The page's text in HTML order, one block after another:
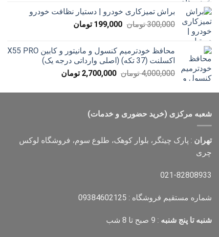
تا
براش تمیزکاری خودرو | دستیار نظافت خودرو
300,000 تومان قیمت
بود.
199,000 تومانقیمت
است.
محافظ خودترمیم کنسول و مانیتور و کابین X55 PRO
اکسلنت (37 تکه) (اصلی وارداتی درجه یک)
4,000,000 تومان قیمت
4,000,000 تومان
2,700,000 تومانقیمت
2,700,000 تومان
شعبه مرکزی (خرید حضوری و خدمات)
تهران : پارک چیتگر، بلوار کوهک، طلوع سوم، فروشگاه لوکس
چری
021-82808933
شماره مستقیم فروشگاه : 09384602125
شنبه تا پنج شنبه : 9 صبح تا 8 شب